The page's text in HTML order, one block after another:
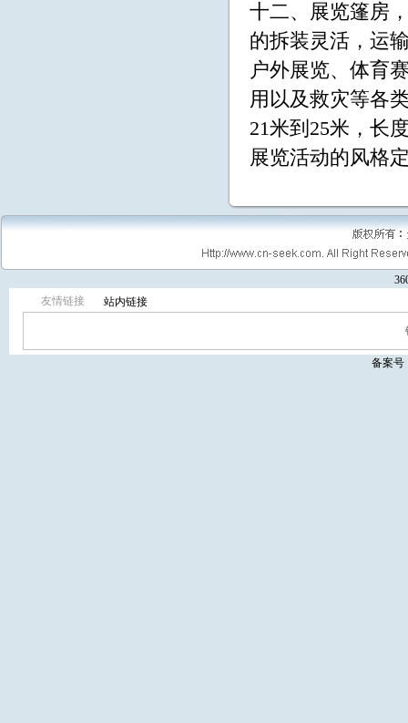
十二、展览篷房
的拆装灵活，运
户外展览、体育
用以及救灾等各
21米到25米，长
展览活动的风格
友情链接
站内链接
备案号